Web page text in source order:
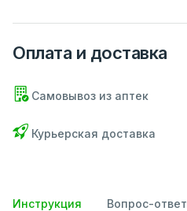
Оплата и доставка
Самовывоз из аптек
Курьерская доставка
Инструкция Вопрос-ответ